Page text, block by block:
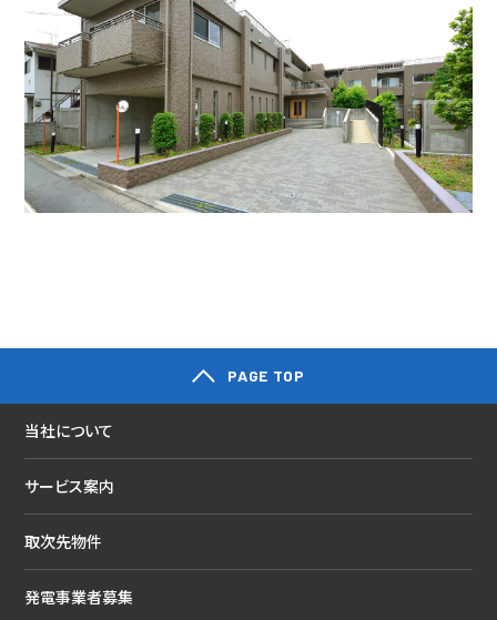
PAGE TOP
当社について
サービス案内
取次先物件
発電事業者募集